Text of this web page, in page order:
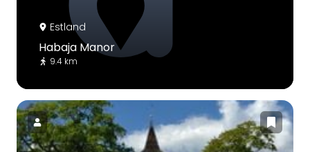
Estland
Habaja Manor
9.4 km